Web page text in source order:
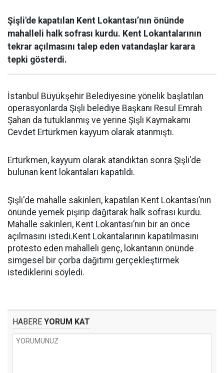
Şişli'de kapatılan Kent Lokantası’nın önünde
mahalleli halk sofrası kurdu. Kent Lokantalarının
tekrar açılmasını talep eden vatandaşlar karara
tepki gösterdi.
İstanbul Büyükşehir Belediyesine yönelik başlatılan
operasyonlarda Şişli belediye Başkanı Resul Emrah
Şahan da tutuklanmış ve yerine Şişli Kaymakamı
Cevdet Ertürkmen kayyum olarak atanmıştı.
Ertürkmen, kayyum olarak atandıktan sonra Şişli'de
bulunan kent lokantaları kapatıldı.
Şişli'de mahalle sakinleri, kapatılan Kent Lokantası’nın
önünde yemek pişirip dağıtarak halk sofrası kurdu.
Mahalle sakinleri, Kent Lokantası’nın bir an önce
açılmasını istedi.Kent Lokantalarının kapatılmasını
protesto eden mahalleli genç, lokantanın önünde
simgesel bir çorba dağıtımı gerçekleştirmek
istediklerini söyledi.
HABERE YORUM KAT